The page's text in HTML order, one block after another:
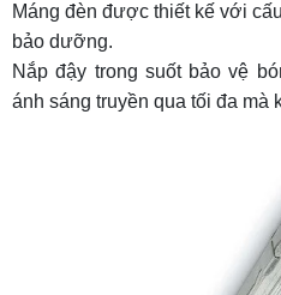
Máng đèn được thiết kế với
bảo dưỡng.
Nắp đậy trong suốt bảo vệ
ánh sáng truyền qua tối đa mà